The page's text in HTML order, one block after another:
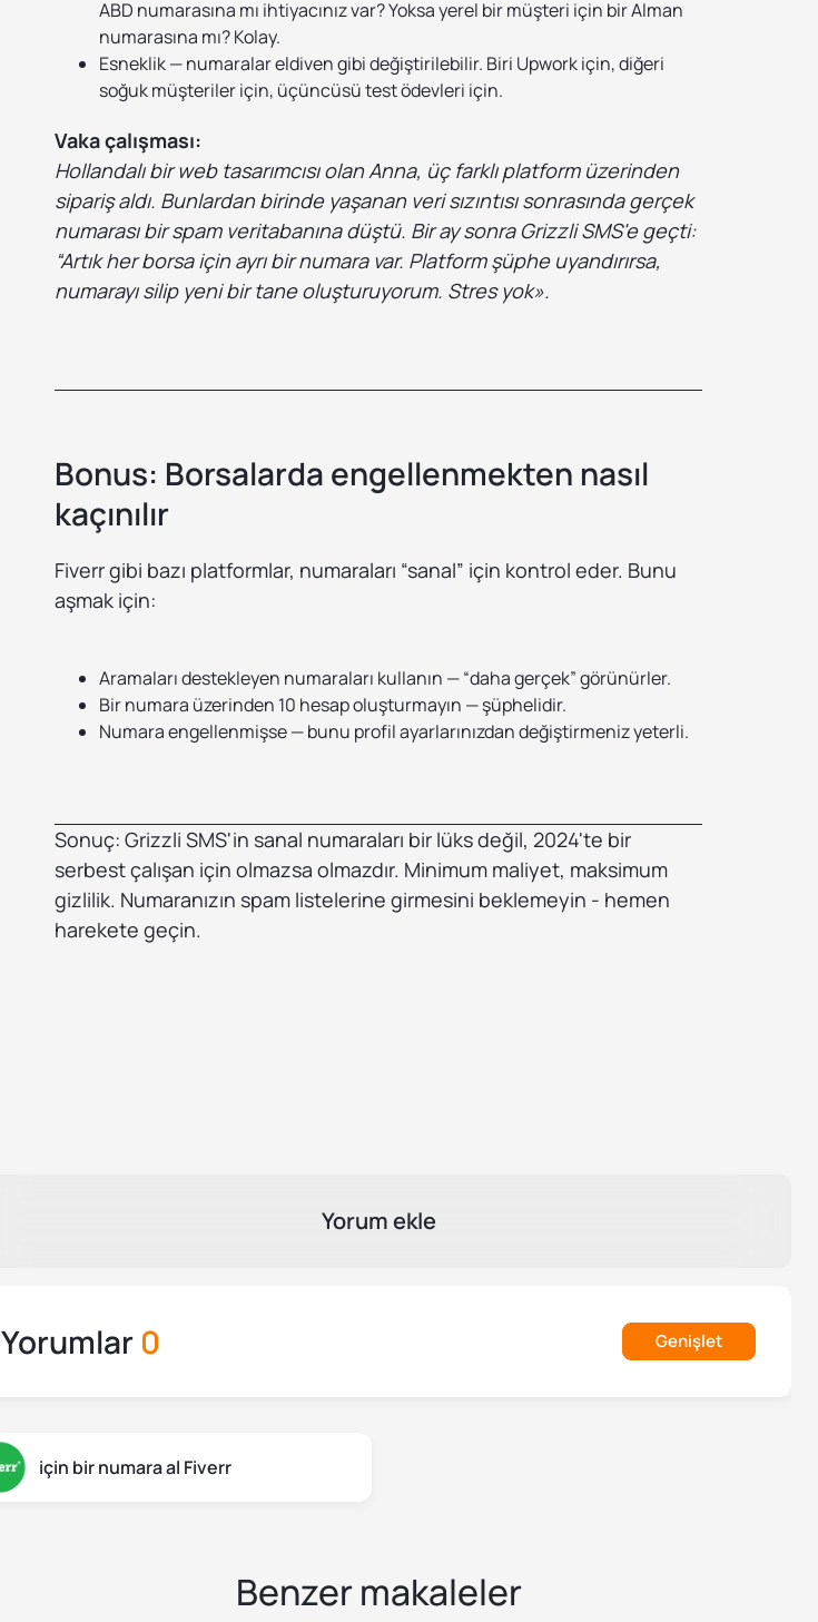
ABD numarasına mı ihtiyacınız var? Yoksa yerel bir müşteri için bir Alman
numarasına mı? Kolay.
Esneklik — numaralar eldiven gibi değiştirilebilir. Biri Upwork için, diğeri
soğuk müşteriler için, üçüncüsü test ödevleri için.
Vaka çalışması:
Hollandalı bir web tasarımcısı olan Anna, üç farklı platform üzerinden
sipariş aldı. Bunlardan birinde yaşanan veri sızıntısı sonrasında gerçek
numarası bir spam veritabanına düştü. Bir ay sonra Grizzli SMS'e geçti:
“Artık her borsa için ayrı bir numara var. Platform şüphe uyandırırsa,
numarayı silip yeni bir tane oluşturuyorum. Stres yok».
Bonus: Borsalarda engellenmekten nasıl
kaçınılır
Fiverr gibi bazı platformlar, numaraları “sanal” için kontrol eder. Bunu
aşmak için:
Aramaları destekleyen numaraları kullanın — “daha gerçek” görünürler.
Bir numara üzerinden 10 hesap oluşturmayın — şüphelidir.
Numara engellenmişse — bunu profil ayarlarınızdan değiştirmeniz yeterli.
Sonuç: Grizzli SMS'in sanal numaraları bir lüks değil, 2024'te bir
serbest çalışan için olmazsa olmazdır. Minimum maliyet, maksimum
gizlilik. Numaranızın spam listelerine girmesini beklemeyin - hemen
harekete geçin.
Yorum ekle
Yorumlar 0 Genişlet
için bir numara al Fiverr
Benzer makaleler